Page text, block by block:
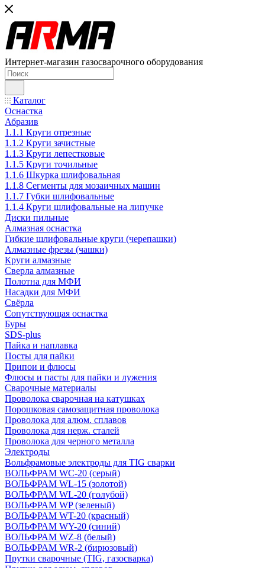
Интернет-магазин газосварочного оборудования
Каталог
Оснастка
Абразив
1.1.1 Круги отрезные
1.1.2 Круги зачистные
1.1.3 Круги лепестковые
1.1.5 Круги точильные
1.1.6 Шкурка шлифовальная
1.1.8 Сегменты для мозаичных машин
1.1.7 Губки шлифовальные
1.1.4 Круги шлифовальные на липучке
Диски пильные
Алмазная оснастка
Гибкие шлифовальные круги (черепашки)
Алмазные фрезы (чашки)
Круги алмазные
Сверла алмазные
Полотна для МФИ
Насадки для МФИ
Свёрла
Сопутствующая оснастка
Буры
SDS-plus
Пайка и наплавка
Посты для пайки
Припои и флюсы
Флюсы и пасты для пайки и лужения
Сварочные материалы
Проволока сварочная на катушках
Порошковая самозащитная проволока
Проволока для алюм. сплавов
Проволока для нерж. сталей
Проволока для черного металла
Электроды
Вольфрамовые электроды для TIG сварки
ВОЛЬФРАМ WC-20 (серый)
ВОЛЬФРАМ WL-15 (золотой)
ВОЛЬФРАМ WL-20 (голубой)
ВОЛЬФРАМ WP (зеленый)
ВОЛЬФРАМ WT-20 (красный)
ВОЛЬФРАМ WY-20 (синий)
ВОЛЬФРАМ WZ-8 (белый)
ВОЛЬФРАМ WR-2 (бирюзовый)
Прутки сварочные (TIG, газосварка)